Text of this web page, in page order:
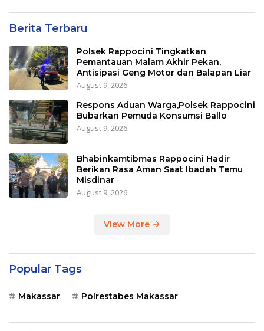
Berita Terbaru
Polsek Rappocini Tingkatkan
Pemantauan Malam Akhir Pekan,
Antisipasi Geng Motor dan Balapan Liar
August 9, 2026
Respons Aduan Warga,Polsek Rappocini
Bubarkan Pemuda Konsumsi Ballo
August 9, 2026
Bhabinkamtibmas Rappocini Hadir
Berikan Rasa Aman Saat Ibadah Temu
Misdinar
August 9, 2026
View More
Popular Tags
Makassar Polrestabes Makassar